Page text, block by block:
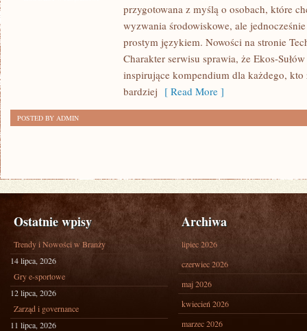
OCHRONA
ŚRODOWISKA
przygotowana z myślą o osobach, które
wyzwania środowiskowe, ale
prostym językiem. Nowości na stronie
Charakter serwisu sprawia, że Ekos-
inspirujące kompendium dla każdego, kto
bardziej [ Read More ]
POSTED BY ADMIN
Ostatnie wpisy
Trendy i Nowości w Branży
14 lipca, 2026
Gry e-sportowe
12 lipca, 2026
Zarząd i governance
11 lipca, 2026
Archiwa
lipiec 2026
czerwiec 2026
maj 2026
kwiecień 2026
marzec 2026